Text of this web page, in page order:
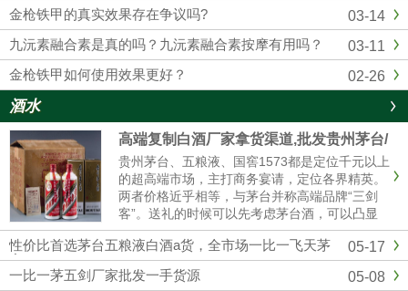
03-14
金枪铁甲的真实效果存在争议吗?
03-11
九沅素融合素是真的吗？九沅素融合素按摩有用吗？
02-26
金枪铁甲如何使用效果更好？
酒水
高端复制白酒厂家拿货渠道,批发贵州茅台/
五粮液/剑南春/国窖1573
贵州茅台、五粮液、国窖1573都是定位千元以上
的超高端市场，主打商务宴请，定位各界精英。
两者价格近乎相等，与茅台并称高端品牌“三剑
客”。送礼的时候可以先考虑茅台酒，可以凸显
我们的诚意；如果资金实力较弱，首选五粮液和
国窖1573，性价比相对较高的。然后联系我们厂
家订购，我们也是一手货源渠道，价格可以说是
市场最低。
05-17
性价比首选茅台五粮液白酒a货，全市场一比一飞天茅
台
05-08
一比一茅五剑厂家批发一手货源